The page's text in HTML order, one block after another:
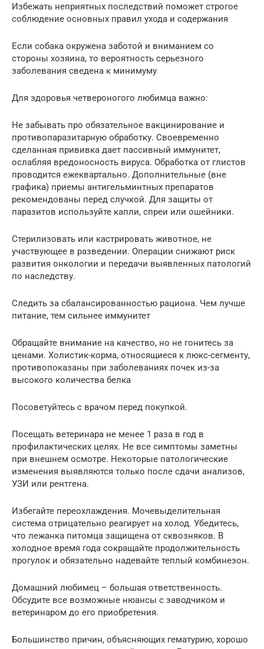
Избежать неприятных последствий поможет строгое
соблюдение основных правил ухода и содержания
Если собака окружена заботой и вниманием со
стороны хозяина, то вероятность серьезного
заболевания сведена к минимуму
Для здоровья четвероногого любимца важно:
Не забывать про обязательное вакцинирование и
противопаразитарную обработку. Своевременно
сделанная прививка дает пассивный иммунитет,
ослабляя вредоносность вируса. Обработка от глистов
проводится ежеквартально. Дополнительные (вне
графика) приемы антигельминтных препаратов
рекомендованы перед случкой. Для защиты от
паразитов используйте капли, спреи или ошейники.
Стерилизовать или кастрировать животное, не
участвующее в разведении. Операции снижают риск
развития онкологии и передачи выявленных патологий
по наследству.
Следить за сбалансированностью рациона. Чем лучше
питание, тем сильнее иммунитет
Обращайте внимание на качество, но не гонитесь за
ценами. Холистик-корма, относящиеся к люкс-сегменту,
противопоказаны при заболеваниях почек из-за
высокого количества белка
Посоветуйтесь с врачом перед покупкой.
Посещать ветеринара не менее 1 раза в год в
профилактических целях. Не все симптомы заметны
при внешнем осмотре. Некоторые патологические
изменения выявляются только после сдачи анализов,
УЗИ или рентгена.
Избегайте переохлаждения. Мочевыделительная
система отрицательно реагирует на холод. Убедитесь,
что лежанка питомца защищена от сквозняков. В
холодное время года сокращайте продолжительность
прогулок и обязательно надевайте теплый комбинезон.
Домашний любимец – большая ответственность.
Обсудите все возможные нюансы с заводчиком и
ветеринаром до его приобретения.
Большинство причин, объясняющих гематурию, хорошо